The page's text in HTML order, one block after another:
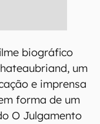
biográfico
um
e imprensa
forma de um
O Julgamento